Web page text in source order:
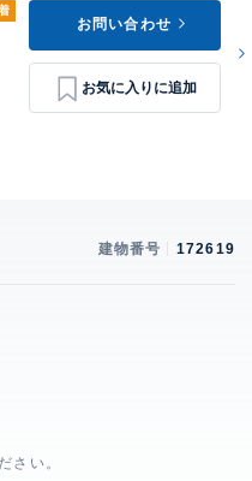
お問い合わせ
建物番号 172619
さい。